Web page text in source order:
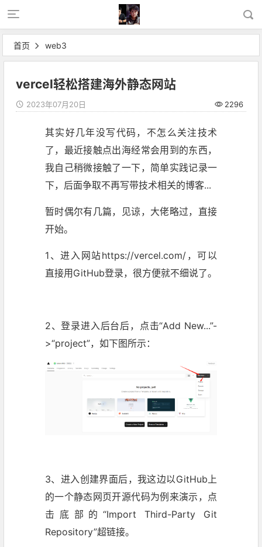
首页 web3
vercel轻松搭建海外静态网站
2023年07月20日 2296
其实好几年没写代码，不怎么关注技术
了，最近接触点出海经常会用到的东西，
我自己稍微接触了一下，简单实践记录一
下，后面争取不再写带技术相关的博客...
暂时偶尔有几篇，见谅，大佬略过，直接
开始。
1、进入网站https://vercel.com/，可以
直接用GitHub登录，很方便就不细说了。
2、登录进入后台后，点击“Add New...”-
>“project”，如下图所示：
3、进入创建界面后，我这边以GitHub上
的一个静态网页开源代码为例来演示，点
击底部的“Import Third-Party Git
Repository”超链接。